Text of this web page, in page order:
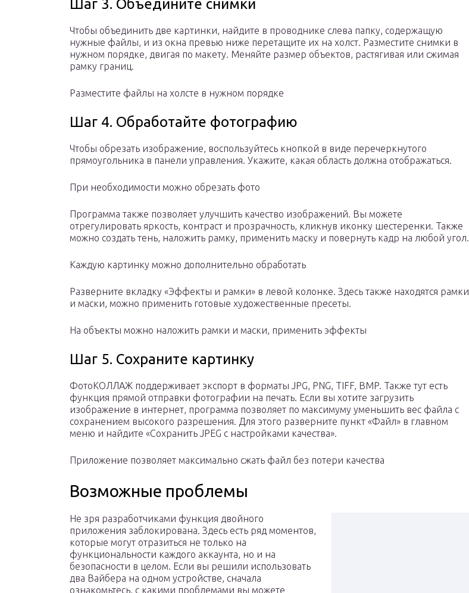
Шаг 3. Объедините снимки
Чтобы объединить две картинки, найдите в проводнике слева папку, содержащую
нужные файлы, и из окна превью ниже перетащите их на холст. Разместите снимки в
нужном порядке, двигая по макету. Меняйте размер объектов, растягивая или сжимая
рамку границ.
Разместите файлы на холсте в нужном порядке
Шаг 4. Обработайте фотографию
Чтобы обрезать изображение, воспользуйтесь кнопкой в виде перечеркнутого
прямоугольника в панели управления. Укажите, какая область должна отображаться.
При необходимости можно обрезать фото
Программа также позволяет улучшить качество изображений. Вы можете
отрегулировать яркость, контраст и прозрачность, кликнув иконку шестеренки. Также
можно создать тень, наложить рамку, применить маску и повернуть кадр на любой угол.
Каждую картинку можно дополнительно обработать
Разверните вкладку «Эффекты и рамки» в левой колонке. Здесь также находятся рамки
и маски, можно применить готовые художественные пресеты.
На объекты можно наложить рамки и маски, применить эффекты
Шаг 5. Сохраните картинку
ФотоКОЛЛАЖ поддерживает экспорт в форматы JPG, PNG, TIFF, BMP. Также тут есть
функция прямой отправки фотографии на печать. Если вы хотите загрузить
изображение в интернет, программа позволяет по максимуму уменьшить вес файла с
сохранением высокого разрешения. Для этого разверните пункт «Файл» в главном
меню и найдите «Сохранить JPEG с настройками качества».
Приложение позволяет максимально сжать файл без потери качества
Возможные проблемы
Не зря разработчиками функция двойного
приложения заблокирована. Здесь есть ряд моментов,
которые могут отразиться не только на
функциональности каждого аккаунта, но и на
безопасности в целом. Если вы решили использовать
два Вайбера на одном устройстве, сначала
ознакомьтесь, с какими проблемами вы можете